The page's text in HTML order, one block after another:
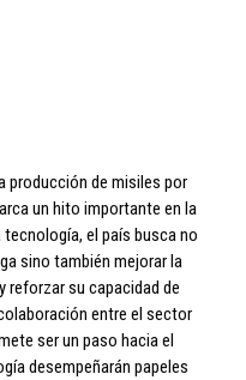
producción de misiles por
un hito importante en la
el país busca no
sino también mejorar la
reforzar su capacidad de
entre el sector
ser un paso hacia el
desempeñarán papeles